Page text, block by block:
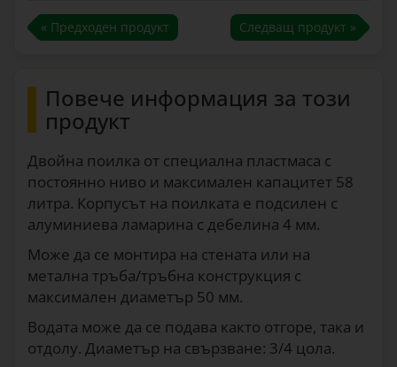
« Предходен продукт Следващ продукт »
Повече информация за този
продукт
Двойна поилка от специална пластмаса с
постоянно ниво и максимален капацитет 58
литра. Корпусът на поилката е подсилен с
алуминиева ламарина с дебелина 4 мм.
Може да се монтира на стената или на
метална тръба/тръбна конструкция с
максимален диаметър 50 мм.
Водата може да се подава както отгоре, така и
отдолу. Диаметър на свързване: 3/4 цола.